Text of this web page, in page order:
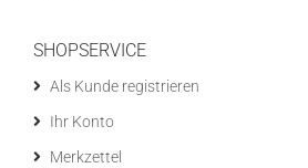
SHOPSERVICE
Als Kunde registrieren
Ihr Konto
Merkzettel